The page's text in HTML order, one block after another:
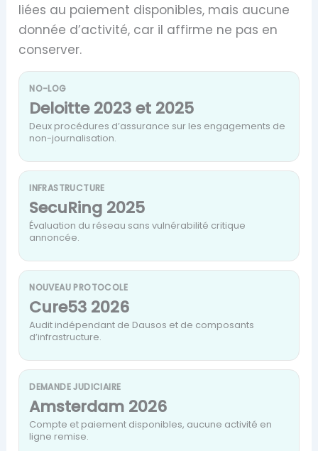
liées au paiement disponibles, mais aucune
donnée d’activité, car il affirme ne pas en
conserver.
NO-LOG
Deloitte 2023 et 2025
Deux procédures d’assurance sur les engagements de
non-journalisation.
INFRASTRUCTURE
SecuRing 2025
Évaluation du réseau sans vulnérabilité critique
annoncée.
NOUVEAU PROTOCOLE
Cure53 2026
Audit indépendant de Dausos et de composants
d’infrastructure.
DEMANDE JUDICIAIRE
Amsterdam 2026
Compte et paiement disponibles, aucune activité en
ligne remise.